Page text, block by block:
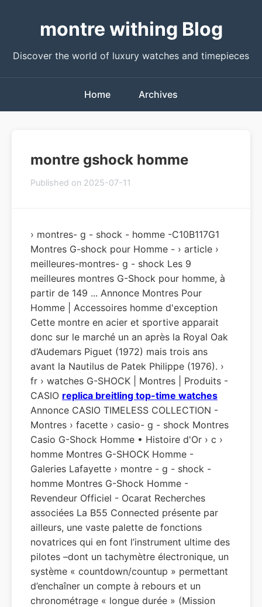
montre withing Blog
Discover the world of luxury watches and timepieces
Home Archives
montre gshock homme
Published on 2025-07-11
› montres- g - shock - homme -C10B117G1
Montres G-shock pour Homme - › article ›
meilleures-montres- g - shock Les 9
meilleures montres G-Shock pour homme, à
partir de 149 ... Annonce Montres Pour
Homme | Accessoires homme d'exception
Cette montre en acier et sportive apparait
donc sur le marché un an après la Royal Oak
d’Audemars Piguet (1972) mais trois ans
avant la Nautilus de Patek Philippe (1976). ›
fr › watches G-SHOCK | Montres | Produits -
CASIO replica breitling top-time watches
Annonce CASIO TIMELESS COLLECTION -
Montres › facette › casio- g - shock Montres
Casio G-Shock Homme • Histoire d'Or › c ›
homme Montres G-SHOCK Homme -
Galeries Lafayette › montre - g - shock -
homme Montres G-Shock Homme -
Revendeur Officiel - Ocarat Recherches
associées La B55 Connected présente par
ailleurs, une vaste palette de fonctions
novatrices qui en font l’instrument ultime des
pilotes –dont un tachymètre électronique, un
système « countdown/countup » permettant
d’enchaîner un compte à rebours et un
chronométrage « longue durée » (Mission